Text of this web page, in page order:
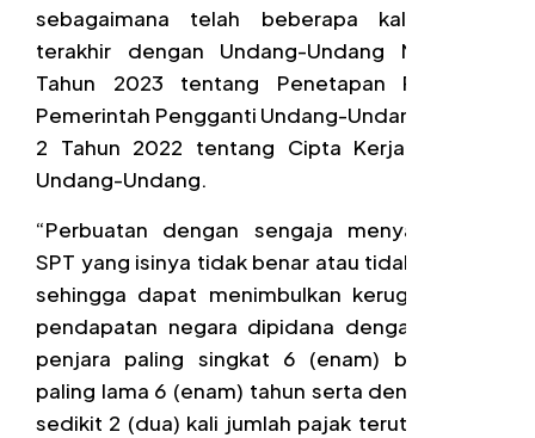
sebagaimana telah beberapa kali diubah
terakhir dengan Undang-Undang Nomor 6
Tahun 2023 tentang Penetapan Peraturan
Pemerintah Pengganti Undang-Undang Nomor
2 Tahun 2022 tentang Cipta Kerja menjadi
Undang-Undang.
“Perbuatan dengan sengaja menyampaikan
SPT yang isinya tidak benar atau tidak lengkap
sehingga dapat menimbulkan kerugian pada
pendapatan negara dipidana dengan pidana
penjara paling singkat 6 (enam) bulan dan
paling lama 6 (enam) tahun serta denda paling
sedikit 2 (dua) kali jumlah pajak terutang yang